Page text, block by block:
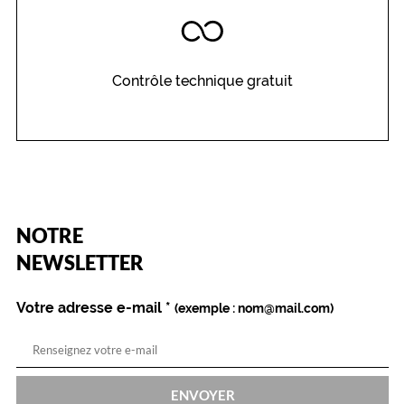
Contrôle technique gratuit
NOTRE
NEWSLETTER
Name
Votre adresse e-mail *
(Ce
champ
est
obligatoire)
(exemple : nom@mail.com)
ENVOYER